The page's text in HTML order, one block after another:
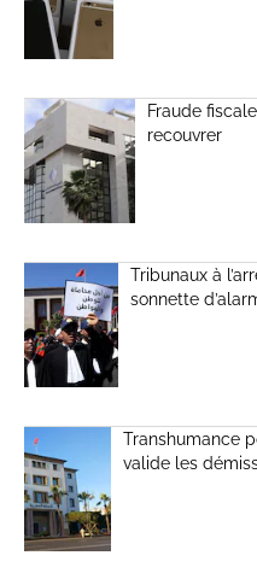
Fraude
recouvrer
Tribunaux à
sonnette
Transhumance
valide les